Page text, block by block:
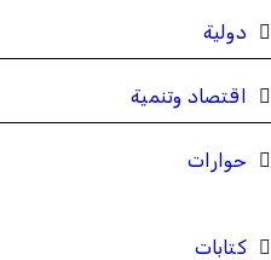
دولية
اقتصاد وتنمية
حوارات
كتابات